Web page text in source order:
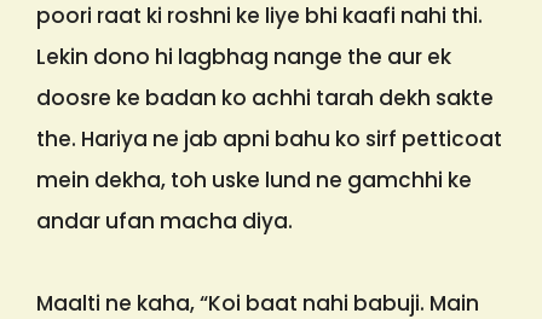
poori raat ki roshni ke liye bhi kaafi nahi thi.
Lekin dono hi lagbhag nange the aur ek
doosre ke badan ko achhi tarah dekh sakte
the. Hariya ne jab apni bahu ko sirf petticoat
mein dekha, toh uske lund ne gamchhi ke
andar ufan macha diya.
Maalti ne kaha, “Koi baat nahi babuji. Main